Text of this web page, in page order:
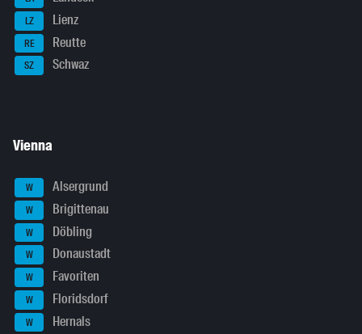
LZ Lienz
RE Reutte
SZ Schwaz
Vienna
W Alsergrund
W Brigittenau
W Döbling
W Donaustadt
W Favoriten
W Floridsdorf
W Hernals